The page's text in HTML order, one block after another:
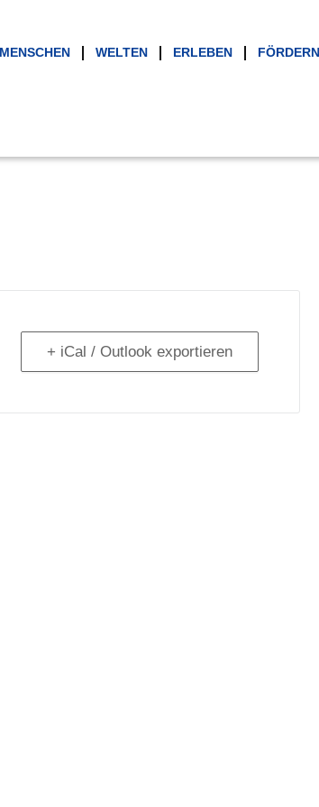
MENSCHEN WELTEN ERLEBEN FÖRDERN
+ iCal / Outlook exportieren